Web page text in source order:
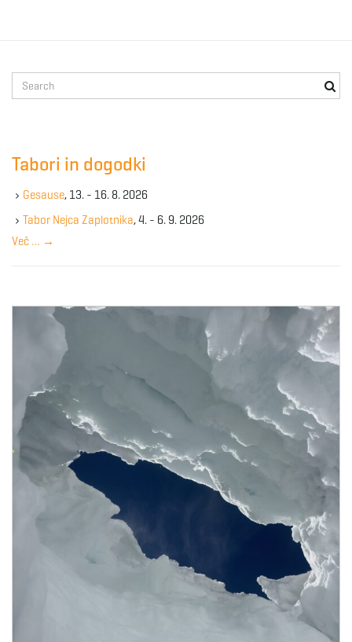
e
e
y
w
r
Tabori in dogodki
Gesause, 13. - 16. 8. 2026
Tabor Nejca Zaplotnika, 4. - 6. 9. 2026
Več … →